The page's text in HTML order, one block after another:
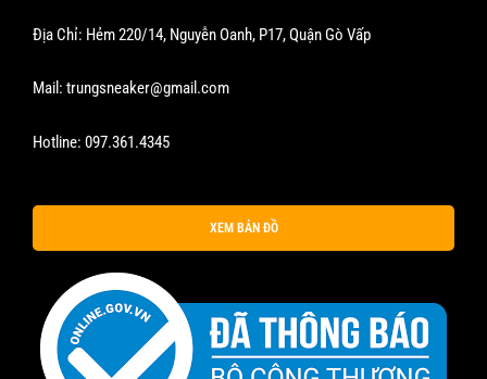
Địa Chỉ: Hẻm 220/14, Nguyễn Oanh, P17, Quận Gò Vấp
Mail: trungsneaker@gmail.com
Hotline: 097.361.4345
XEM BẢN ĐỒ